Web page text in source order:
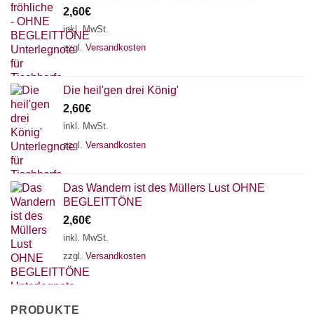
2,60€
inkl. MwSt.
zzgl. Versandkosten
Die heil'gen drei König'
2,60€
inkl. MwSt.
zzgl. Versandkosten
Das Wandern ist des Müllers Lust OHNE
BEGLEITTÖNE
2,60€
inkl. MwSt.
zzgl. Versandkosten
PRODUKTE